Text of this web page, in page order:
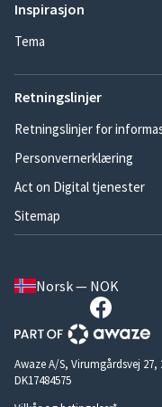
Inspirasjon
Tema
Retningslinjer
Retningslinjer for
Personvernerklæring
Act on Digital tjenester
Sitemap
Norsk — NOK
Awaze A/S, Virumgårdsvej
DK17484575